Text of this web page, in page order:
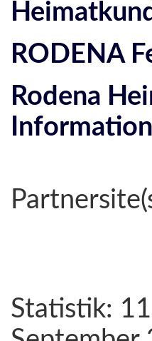
RODENA
Rodena
Statistik: